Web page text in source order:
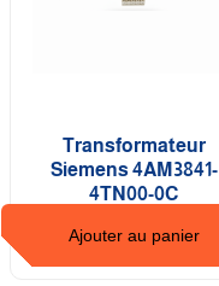
Transformateur
Siemens 4AM3841-
4TN00-0C
Ajouter au panier